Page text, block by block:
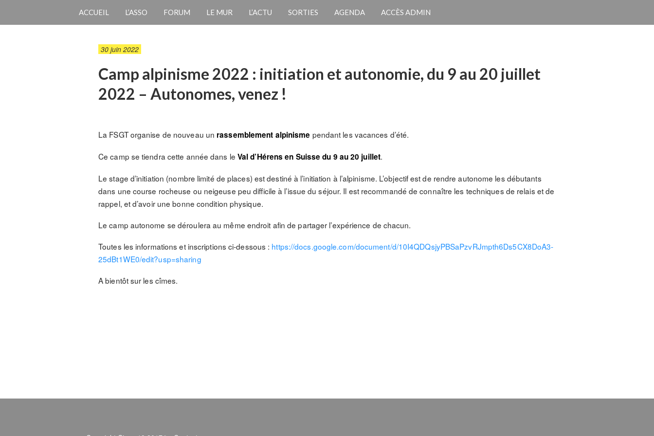
ACCUEIL L’ASSO FORUM LE MUR L’ACTU SORTIES AGENDA ACCÈS ADMIN
30 juin 2022
Camp alpinisme 2022 : initiation et autonomie, du 9 au 20 juillet
2022 – Autonomes, venez !
La FSGT organise de nouveau un rassemblement alpinisme pendant les vacances d’été.
Ce camp se tiendra cette année dans le Val d’Hérens en Suisse du 9 au 20 juillet.
Le stage d’initiation (nombre limité de places) est destiné à l’initiation à l’alpinisme. L’objectif est de rendre autonome les débutants
dans une course rocheuse ou neigeuse peu difficile à l’issue du séjour. Il est recommandé de connaître les techniques de relais et de
rappel, et d’avoir une bonne condition physique.
Le camp autonome se déroulera au même endroit afin de partager l’expérience de chacun.
Toutes les informations et inscriptions ci-dessous : https://docs.google.com/document/d/10I4QDQsjyPBSaPzvRJmpth6Ds5CX8DoA3-
25dBt1WE0/edit?usp=sharing
A bientôt sur les cîmes.